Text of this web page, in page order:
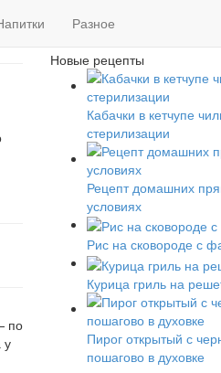
Разное
по
у
Новые рецепты
Кабачки в кетчупе
стерилизации
Рецепт домашних
условиях
Рис на сковороде с
Курица гриль на
Пирог открытый с
пошагово в духовке